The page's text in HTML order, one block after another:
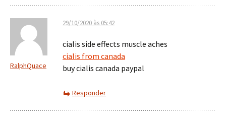
RalphQuace
29/10/2020 às 05:42
cialis side effects muscle aches
cialis from canada
buy cialis canada paypal
Responder